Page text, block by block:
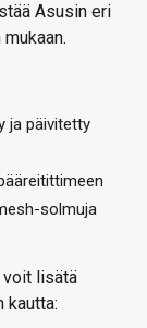
Asusin eri
ja päivitetty
solmuja
voit lisätä
kautta: